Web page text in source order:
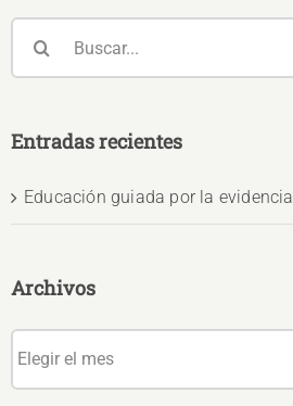
Entradas recientes
Educación guiada por la evidencia
Archivos